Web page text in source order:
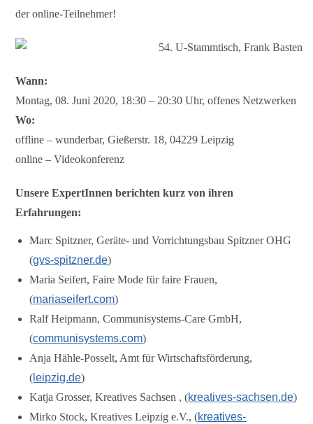
der online-Teilnehmer!
Wann:
Montag, 08. Juni 2020, 18:30 – 20:30 Uhr, offenes Netzwerken
Wo:
offline – wunderbar, Gießerstr. 18, 04229 Leipzig
online – Videokonferenz
Unsere ExpertInnen berichten kurz von ihren
Erfahrungen:
Marc Spitzner, Geräte- und Vorrichtungsbau Spitzner OHG
(gvs-spitzner.de)
Maria Seifert, Faire Mode für faire Frauen,
(mariaseifert.com)
Ralf Heipmann, Communisystems-Care GmbH,
(communisystems.com)
Anja Hähle-Posselt, Amt für Wirtschaftsförderung,
( leipzig.de)
Katja Grosser, Kreatives Sachsen , (kreatives-sachsen.de)
Mirko Stock, Kreatives Leipzig e.V., (kreatives-